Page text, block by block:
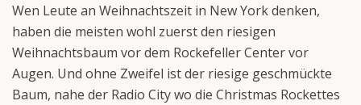
Wen Leute an Weihnachtszeit in New York denken,
haben die meisten wohl zuerst den riesigen
Weihnachtsbaum vor dem Rockefeller Center vor
Augen. Und ohne Zweifel ist der riesige geschmückte
Baum, nahe der Radio City wo die Christmas Rockettes